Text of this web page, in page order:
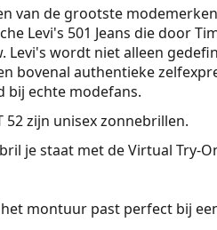
van de grootste
Levi's 501 Jeans die door
Levi's wordt niet alleen
bovenal authentieke
bij echte modefans.
52zijn unisex zonnebrillen.
je staat met de Virtual Try-
montuur past perfect bij